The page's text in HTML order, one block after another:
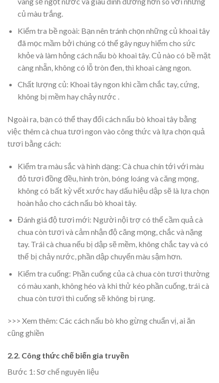
củ màu trắng.
Kiểm tra bề ngoài: Bạn nên tránh chọn những củ khoai tây
đã mọc mầm bởi chúng có thể gây nguy hiểm cho sức
khỏe và làm hỏng cách nấu bò khoai tây. Củ nào có bề mặt
càng nhẵn, không có lỗ tròn đen, thì khoai càng ngon.
Chất lượng củ: Khoai tây ngon khi cầm chắc tay, cứng,
không bị mềm hay chảy nước .
Ngoài ra, bạn có thể thay đổi cách nấu bò khoai tây bằng
việc thêm cà chua tươi ngon vào công thức và lựa chọn quả
tươi bằng cách:
Kiểm tra màu sắc và hình dạng: Cà chua chín tới với màu
đỏ tươi đồng đều, hình tròn, bóng loáng và căng mọng,
không có bất kỳ vết xước hay dấu hiệu dập sẽ là lựa chọn
hoàn hảo cho cách nấu bò khoai tây.
Đánh giá độ tươi mới: Người nội trợ có thể cầm quả cà
chua còn tươi và cảm nhận độ căng mọng, chắc và nặng
tay. Trái cà chua nếu bị dập sẽ mềm, không chắc tay và có
thể bị chảy nước, phần dập chuyển màu sậm hơn.
Kiểm tra cuống: Phần cuống của cà chua còn tươi thường
có màu xanh, không héo và khi thử kéo phần cuống, trái cà
chua còn tươi thì cuống sẽ không bị rụng.
>>> Xem thêm: Các cách nấu bò kho gừng chuẩn vị, ai ăn
cũng ghiền
2.2. Công thức chế biến gia truyền
Bước 1: Sơ chế nguyên liệu